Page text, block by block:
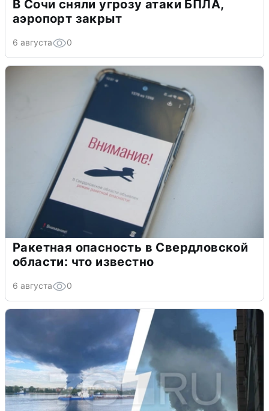
В Сочи сняли угрозу атаки БПЛА,
аэропорт закрыт
6 августа 0
Ракетная опасность в Свердловской
области: что известно
6 августа 0